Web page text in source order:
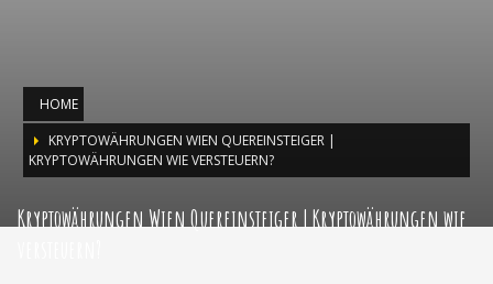
HOME
KRYPTOWÄHRUNGEN WIEN QUEREINSTEIGER |
KRYPTOWÄHRUNGEN WIE VERSTEUERN?
Kryptowährungen Wien Quereinsteiger | Kryptowährungen wie